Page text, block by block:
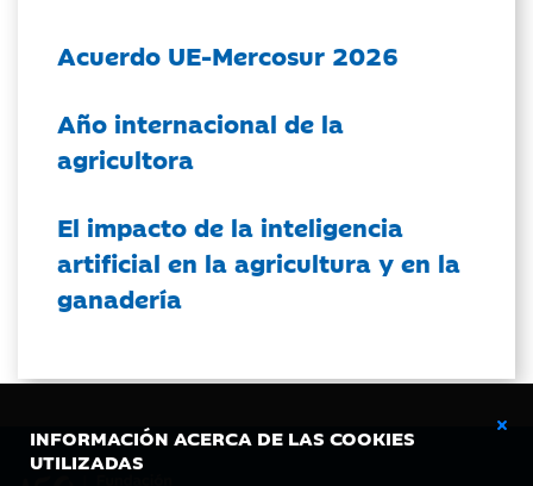
INFORMACIÓN ACERCA DE LAS COOKIES
UTILIZADAS
Acuerdo UE-Mercosur 2026
Año internacional de la
agricultora
El impacto de la inteligencia
artificial en la agricultura y en la
ganadería